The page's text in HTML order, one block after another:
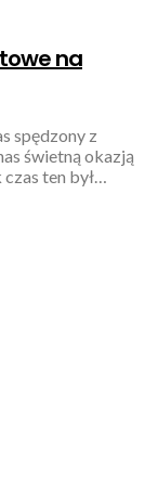
na
spędzony z
świetną okazją
ten był…